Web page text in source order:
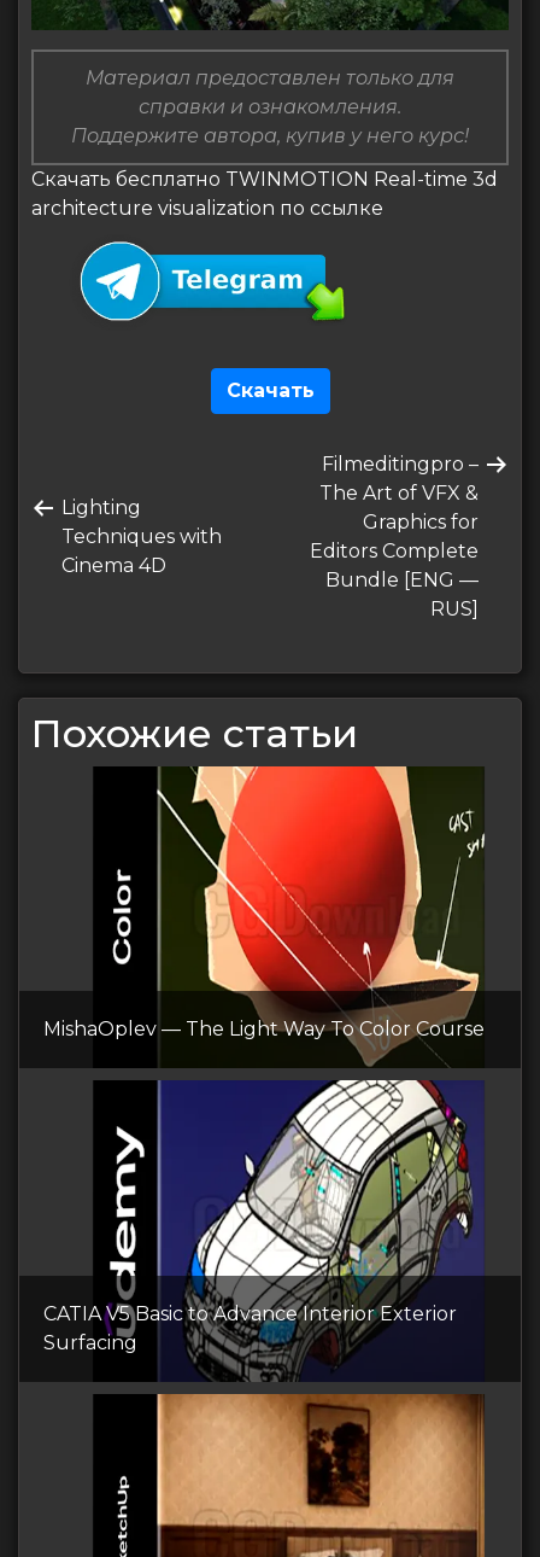
Материал предоставлен только для
справки и ознакомления.
Поддержите автора, купив у него курс!
Скачать бесплатно TWINMOTION Real-time 3d
architecture visualization по ссылке
Скачать
записям
Предыдущая
запись
Lighting
Techniques with
Cinema 4D
Следующая
запись
Filmeditingpro –
The Art of VFX &
Graphics for
Editors Complete
Bundle [ENG —
RUS]
Похожие статьи
MishaOplev — The Light Way To Color Course
CATIA V5 Basic to Advance Interior Exterior
Surfacing